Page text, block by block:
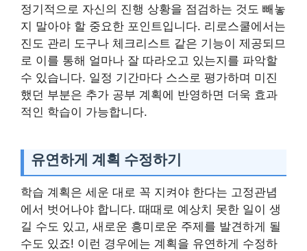
정기적으로 자신의 진행 상황을 점검하는 것도 빼놓
지 말아야 할 중요한 포인트입니다. 리로스쿨에서는
진도 관리 도구나 체크리스트 같은 기능이 제공되므
로 이를 통해 얼마나 잘 따라오고 있는지를 파악할
수 있습니다. 일정 기간마다 스스로 평가하며 미진
했던 부분은 추가 공부 계획에 반영하면 더욱 효과
적인 학습이 가능합니다.
유연하게 계획 수정하기
학습 계획은 세운 대로 꼭 지켜야 한다는 고정관념
에서 벗어나야 합니다. 때때로 예상치 못한 일이 생
길 수도 있고, 새로운 흥미로운 주제를 발견하게 될
수도 있죠! 이런 경우에는 계획을 유연하게 수정하